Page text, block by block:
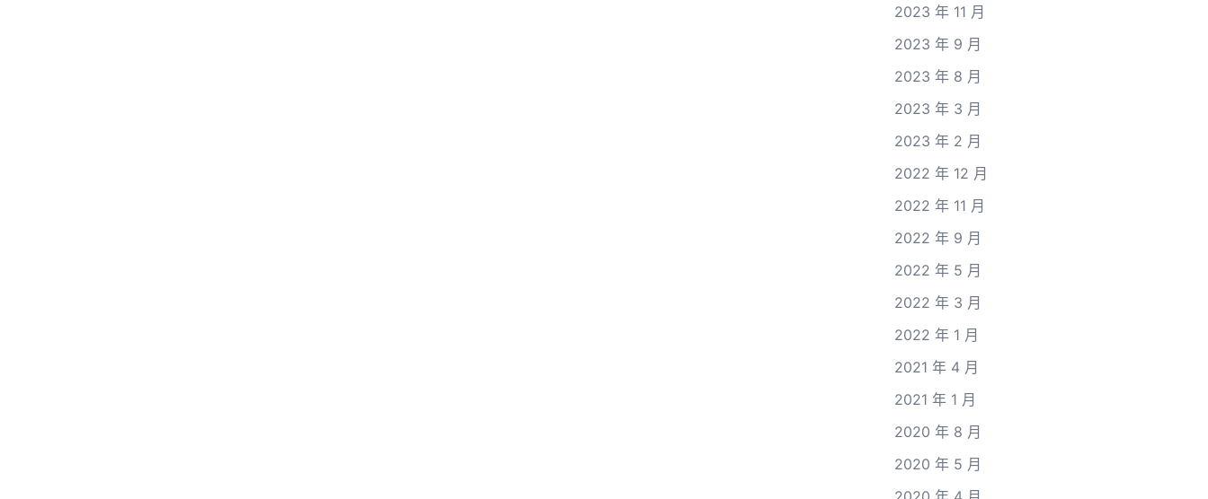
2023 年 11 月
2023 年 9 月
2023 年 8 月
2023 年 3 月
2023 年 2 月
2022 年 12 月
2022 年 11 月
2022 年 9 月
2022 年 5 月
2022 年 3 月
2022 年 1 月
2021 年 4 月
2021 年 1 月
2020 年 8 月
2020 年 5 月